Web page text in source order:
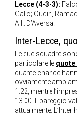
Lecce (4-3-3):
Gallo; Oudin,
All.: D’Aversa.
Inter-Lecce,
Le due squadre
particolare le quote
quante chance
ovviamente
1.22, mentre
13.00. Il pareggio
attualmente.